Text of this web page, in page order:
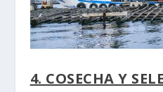
4. COSECHA Y